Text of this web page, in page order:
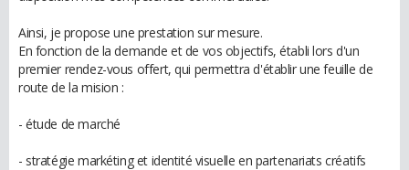
Ainsi, je propose une prestation sur mesure.
En fonction de la demande et de vos objectifs, établi lors d'un
premier rendez-vous offert, qui permettra d'établir une feuille de
route de la mision :
- étude de marché
- stratégie markéting et identité visuelle en partenariats créatifs